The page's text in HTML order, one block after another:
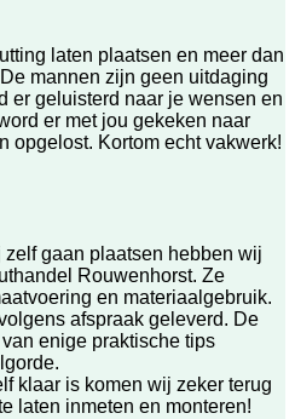
laten plaatsen en meer dan
mannen zijn geen uitdaging
er geluisterd naar je wensen en
er met jou gekeken naar
opgelost. Kortom echt vakwerk!
gaan plaatsen hebben wij
Rouwenhorst. Ze
en materiaalgebruik.
afspraak geleverd. De
enige praktische tips
klaar is komen wij zeker terug
laten inmeten en monteren!